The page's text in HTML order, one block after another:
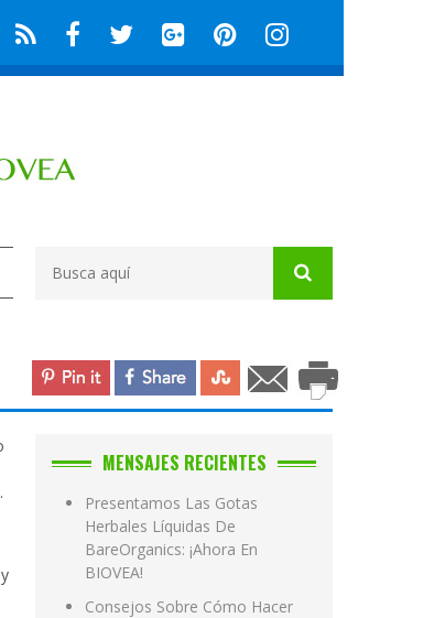
.
MENSAJES RECIENTES
Presentamos Las Gotas
Herbales Líquidas De
BareOrganics: ¡Ahora En
BIOVEA!
Consejos Sobre Cómo Hacer